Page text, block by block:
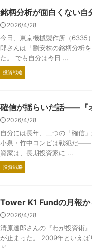
銘柄分析が面白くない自
2026/4/28
今日、東京機械製作所（6335
郎さんは「割安株の銘柄分析
た。 でも自分は今日 ...
投資戦略
確信が揺らいだ話——『
2026/4/28
自分には長年、二つの「確信
小泉・竹中コンビは戦犯だ——
資家は、長期投資家に ...
投資戦略
Tower K1 Fundの月報
2026/4/28
清原達郎さんの『わが投資術
が止まった。 2009年といえば